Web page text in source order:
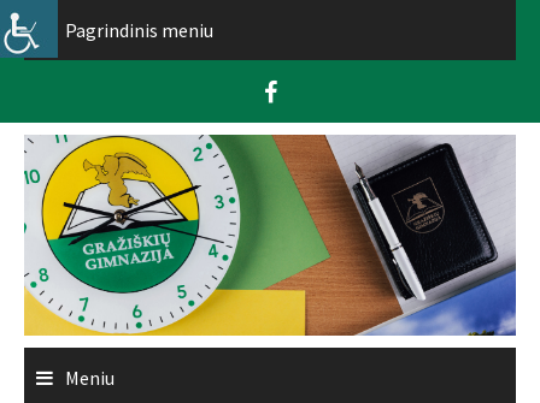
Skip
to
Pagrindinis meniu
Meniu